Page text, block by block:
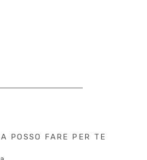
POSSO FARE PER TE